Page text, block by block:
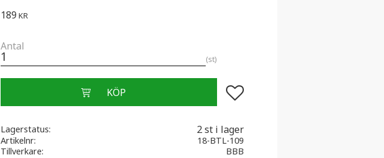
189 KR
Antal
st
Lägg till i favoriter
Lagerstatus 2 st i lager
Artikelnr
18-BTL-109
Tillverkare
BBB